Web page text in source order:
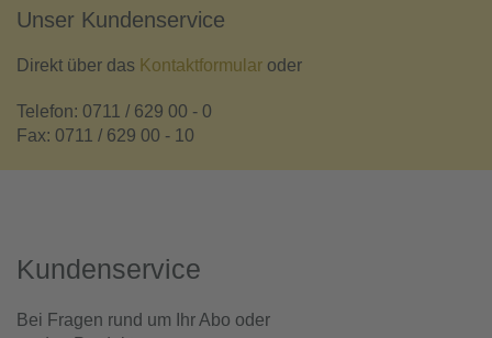
Unser Kundenservice
Direkt über das Kontaktformular oder
Telefon: 0711 / 629 00 - 0
Fax: 0711 / 629 00 - 10
Kundenservice
Bei Fragen rund um Ihr Abo oder